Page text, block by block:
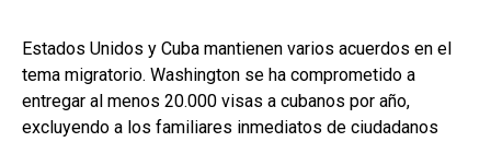
Estados Unidos y Cuba mantienen varios acuerdos en el
tema migratorio. Washington se ha comprometido a
entregar al menos 20.000 visas a cubanos por año,
excluyendo a los familiares inmediatos de ciudadanos